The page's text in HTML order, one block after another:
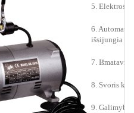
5. Elektros
6.
išsijungia
7.
8. Svoris
9. Galimybė